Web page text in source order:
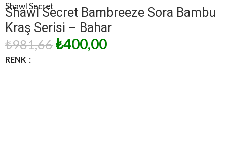
Shawl Secret
Shawl Secret Bambreeze Sora Bambu
Kraş Serisi – Bahar
₺981,66 ₺400,00
RENK